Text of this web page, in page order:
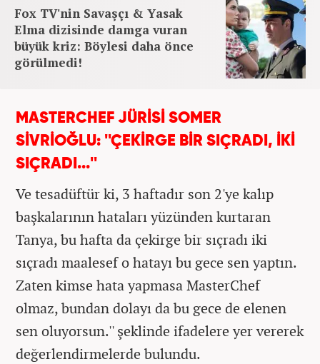
Fox TV'nin Savaşçı & Yasak
Elma dizisinde damga vuran
büyük kriz: Böylesi daha önce
görülmedi!
MASTERCHEF JÜRİSİ SOMER
SİVRİOĞLU: ''ÇEKİRGE BİR SIÇRADI, İKİ
SIÇRADI...''
Ve tesadüftür ki, 3 haftadır son 2'ye kalıp
başkalarının hataları yüzünden kurtaran
Tanya, bu hafta da çekirge bir sıçradı iki
sıçradı maalesef o hatayı bu gece sen yaptın.
Zaten kimse hata yapmasa MasterChef
olmaz, bundan dolayı da bu gece de elenen
sen oluyorsun.'' şeklinde ifadelere yer vererek
değerlendirmelerde bulundu.